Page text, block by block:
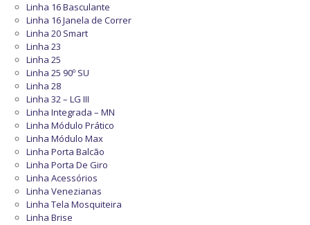
Linha 16 Basculante
Linha 16 Janela de Correr
Linha 20 Smart
Linha 23
Linha 25
Linha 25 90º SU
Linha 28
Linha 32 – LG III
Linha Integrada – MN
Linha Módulo Prático
Linha Módulo Max
Linha Porta Balcão
Linha Porta De Giro
Linha Acessórios
Linha Venezianas
Linha Tela Mosquiteira
Linha Brise